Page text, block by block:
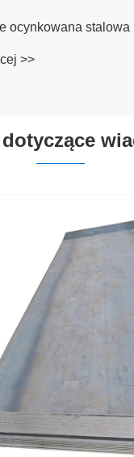
ocynkowana stalowa
>>